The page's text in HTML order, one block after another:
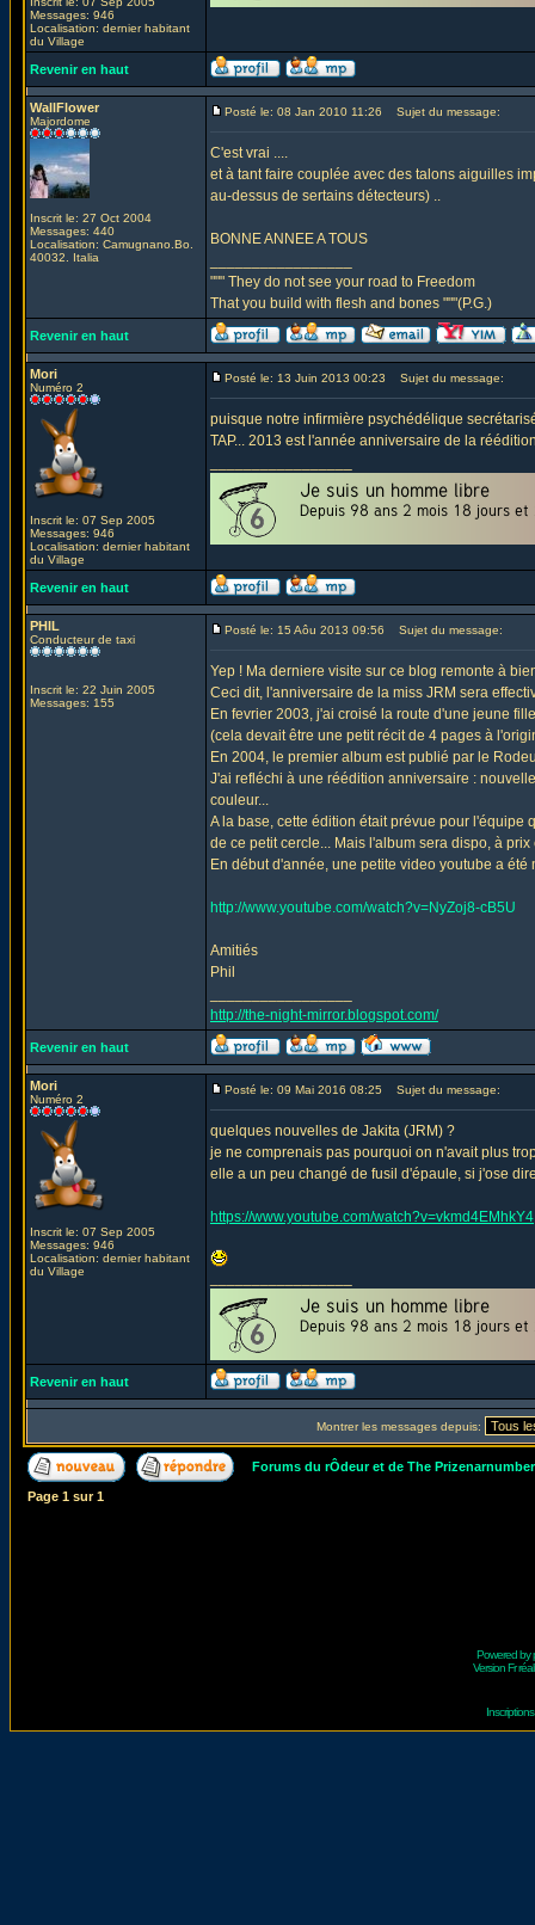
Messages: 946
Localisation: dernier habitant
du Village
Revenir en haut
WallFlower
Majordome
Inscrit le: 27 Oct 2004
Messages: 440
Localisation: Camugnano.Bo.
40032. Italia
Posté le: 08 Jan 2010 11:26 Sujet du message:
C'est vrai ....
et à tant faire couplée avec des talons aiguilles
au-dessus de sertains détecteurs) ..
BONNE ANNEE A TOUS
""" They do not see your road to Freedom
That you build with flesh and bones """(P.G.)
Revenir en haut
Mori
Numéro 2
Inscrit le: 07 Sep 2005
Messages: 946
Localisation: dernier habitant
du Village
Posté le: 13 Juin 2013 00:23 Sujet du message:
puisque notre infirmière psychédélique
TAP... 2013 est l'année anniversaire de la
Revenir en haut
PHIL
Conducteur de taxi
Inscrit le: 22 Juin 2005
Messages: 155
Posté le: 15 Aôu 2013 09:56 Sujet du message:
Yep ! Ma derniere visite sur ce blog remonte à
Ceci dit, l'anniversaire de la miss JRM sera
En fevrier 2003, j'ai croisé la route d'une jeune
(cela devait être une petit récit de 4 pages à
En 2004, le premier album est publié par le
J'ai refléchi à une réédition anniversaire :
couleur...
A la base, cette édition était prévue pour
de ce petit cercle... Mais l'album sera dispo, à
En début d'année, une petite video youtube a été
http://www.youtube.com/watch?v=NyZoj8-cB5U
Amitiés
Phil
http://the-night-mirror.blogspot.com/
Revenir en haut
Mori
Numéro 2
Inscrit le: 07 Sep 2005
Messages: 946
Localisation: dernier habitant
du Village
Posté le: 09 Mai 2016 08:25 Sujet du message:
quelques nouvelles de Jakita (JRM) ?
je ne comprenais pas pourquoi on n'avait plus
elle a un peu changé de fusil d'épaule, si j'ose
https://www.youtube.com/watch?v=vkmd4EMhkY4
Revenir en haut
Montrer les messages depuis:
Forums du rÔdeur et de The
Page 1 sur1
Powered by
Version Fr